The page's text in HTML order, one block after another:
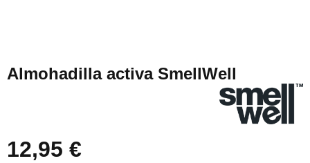
Almohadilla activa SmellWell
Precio normal:
12,95 €